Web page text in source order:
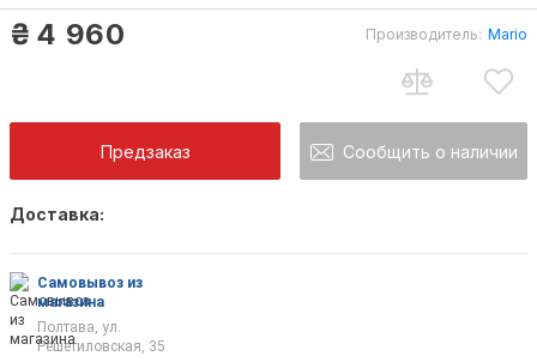
₴ 4 960 Производитель: Mario
Предзаказ Сообщить о наличии
Доставка:
Самовывоз из
магазина
Полтава, ул.
Решетиловская, 35